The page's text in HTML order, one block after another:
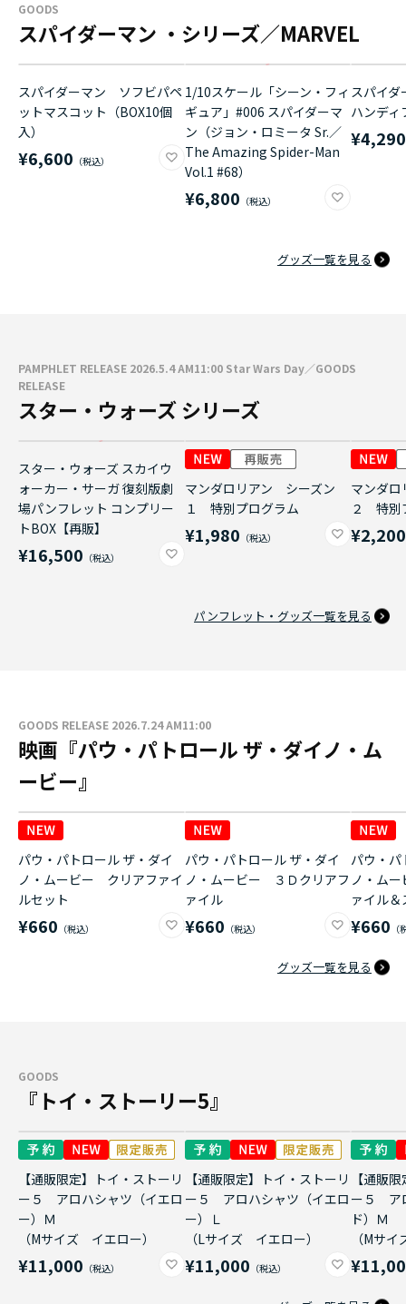
GOODS
スパイダーマン ・シリーズ／MARVEL
スパイダーマン ソフビパペ
ットマスコット（BOX10個
入）
¥6,600
1/10スケール「シーン・フィ
ギュア」#006 スパイダーマ
ン（ジョン・ロミータ Sr.／
The Amazing Spider-Man
Vol.1 #68）
¥6,800
スパイ
ハンディ
¥4,290
グッズ一覧を見る
PAMPHLET RELEASE 2026.5.4 AM11:00 Star Wars Day／GOODS
RELEASE
スター・ウォーズ シリーズ
スター・ウォーズ スカイウ
ォーカー・サーガ 復刻版劇
場パンフレット コンプリー
トBOX【再販】
¥16,500
マンダロリアン シーズン
１ 特別プログラム
¥1,980
マンダ
２ 特別
¥2,200
パンフレット・グッズ一覧を見る
GOODS RELEASE 2026.7.24 AM11:00
映画『パウ・パトロール ザ・ダイノ・ム
ービー』
パウ・パトロール ザ・ダイ
ノ・ムービー クリアファイ
ルセット
¥660
パウ・パトロール ザ・ダイ
ノ・ムービー ３Ｄクリアフ
ァイル
¥660
パウ・パ
ノ・ム
ァイル
¥660
グッズ一覧を見る
GOODS
『トイ・ストーリー5』
【通販限定】トイ・ストーリ
ー５ アロハシャツ（イエロ
ー）Ｍ
（Mサイズ イエロー）
¥11,000
【通販限定】トイ・ストーリ
ー５ アロハシャツ（イエロ
ー）Ｌ
（Lサイズ イエロー）
¥11,000
【通販
ー５ ア
ド）Ｍ
（Mサ